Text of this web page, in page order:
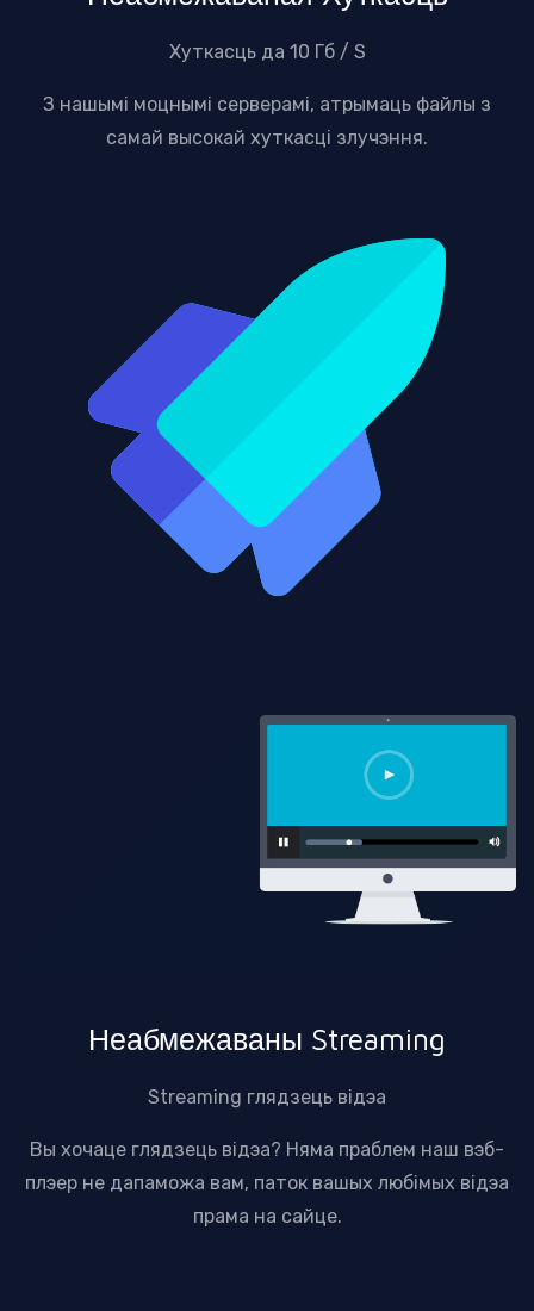
Хуткасць да 10 Гб / S
З нашымі моцнымі серверамі, атрымаць файлы з
самай высокай хуткасці злучэння.
Неабмежаваны Streaming
Streaming глядзець відэа
Вы хочаце глядзець відэа? Няма праблем наш вэб-
плэер не дапаможа вам, паток вашых любімых відэа
прама на сайце.